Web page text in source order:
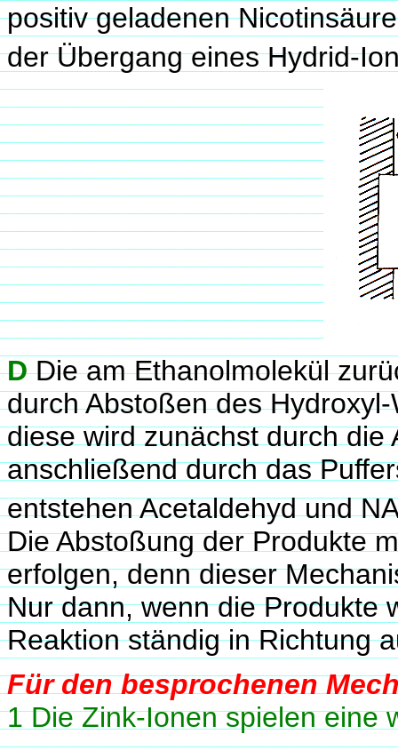
positiv geladenen
der Übergang eines Hydrid-
DDie am Ethanolmolekül
durch Abstoßen des
diese wird zunächst durch die
anschließend durch das
entstehen Acetaldehyd und
Die Abstoßung der Produkte
erfolgen, denn dieser
Nur dann, wenn die Produkte
Reaktion ständig in Richtung
Für den besprochenen
1 Die Zink-Ionen spielen eine